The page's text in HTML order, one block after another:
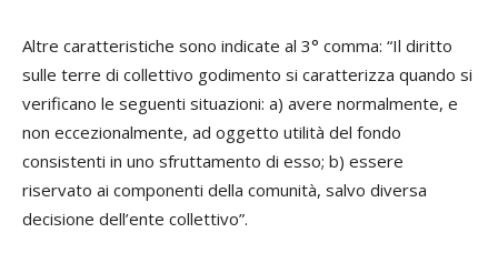
Altre caratteristiche sono indicate al 3° comma: “Il diritto
sulle terre di collettivo godimento si caratterizza quando si
verificano le seguenti situazioni: a) avere normalmente, e
non eccezionalmente, ad oggetto utilità del fondo
consistenti in uno sfruttamento di esso; b) essere
riservato ai componenti della comunità, salvo diversa
decisione dell’ente collettivo”.